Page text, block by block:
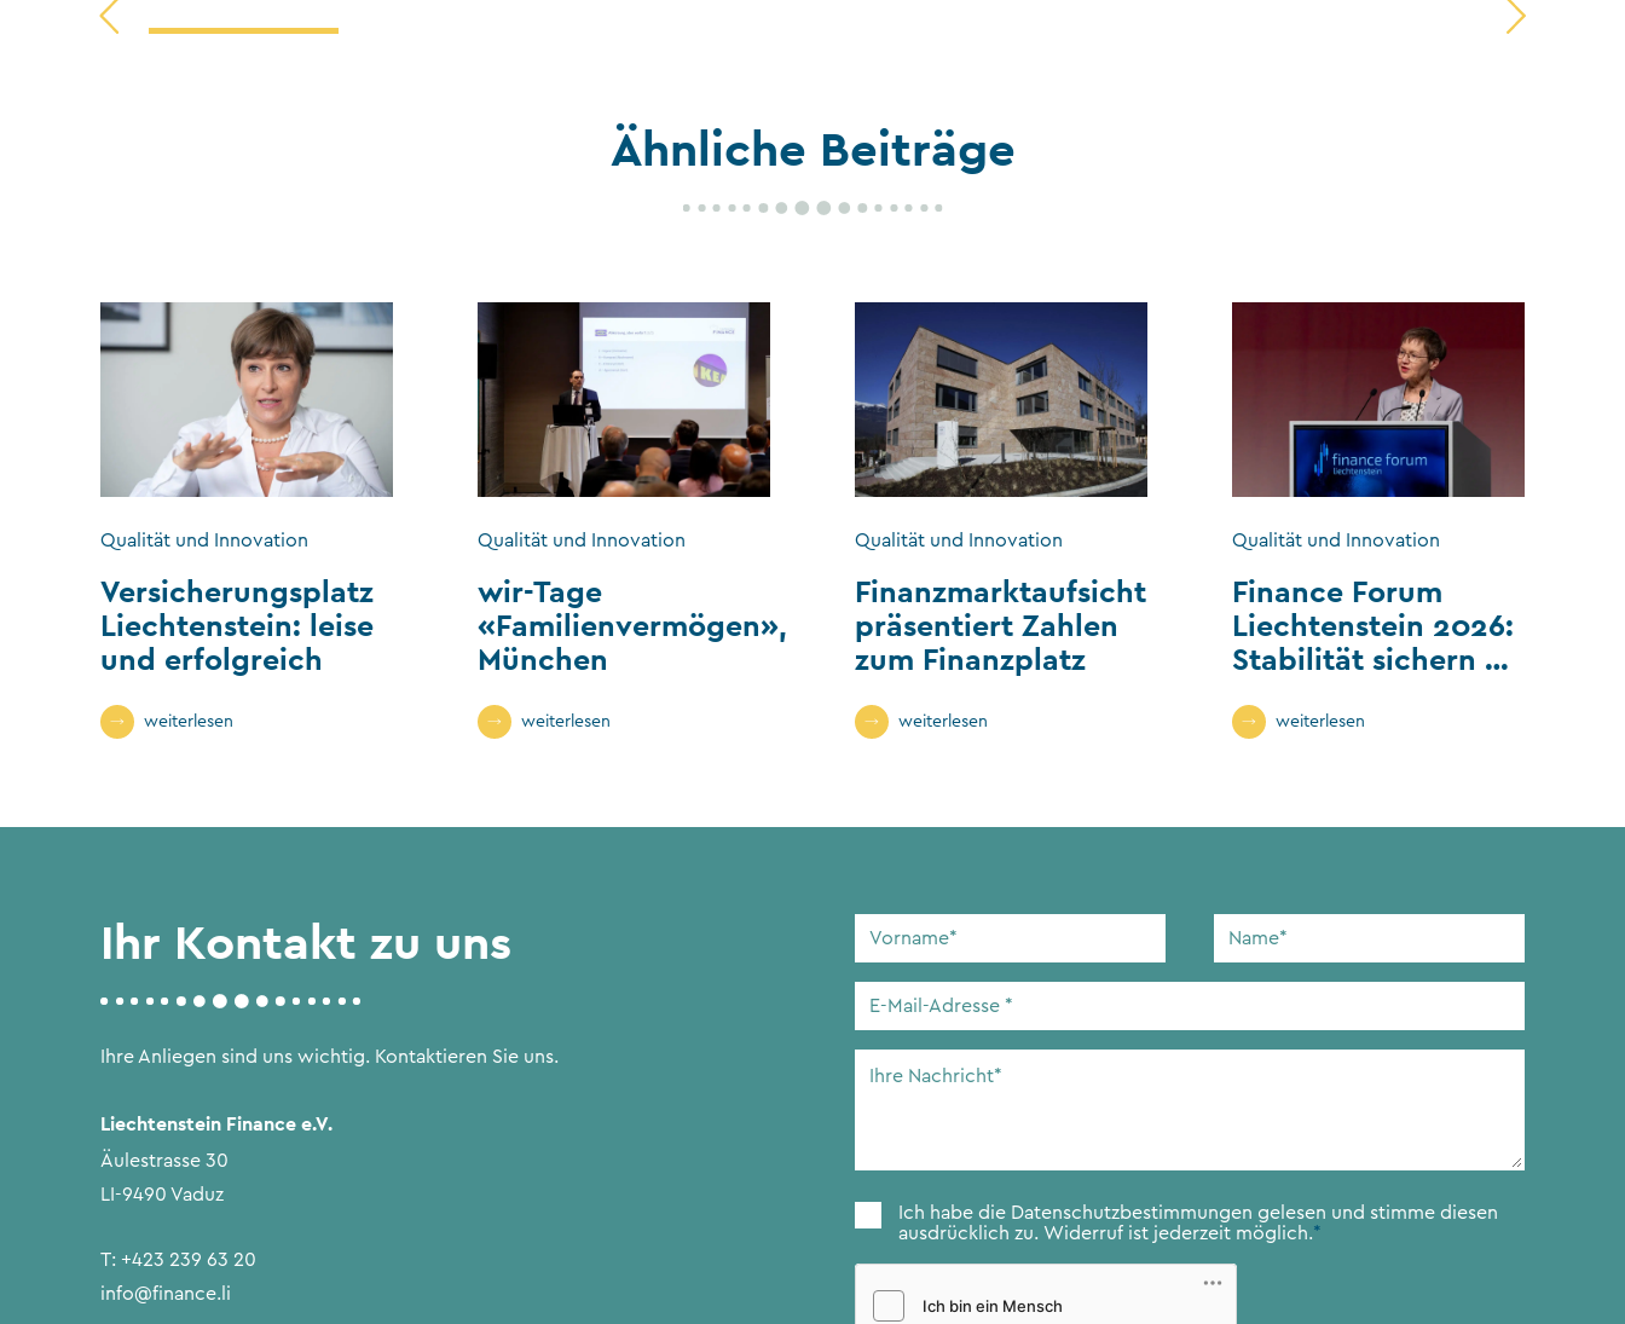
Ähnliche Beiträge
Qualität und Innovation
Versicherungsplatz
Liechtenstein: leise
und erfolgreich
weiterlesen
Qualität und Innovation
wir-Tage
«Familienvermögen»,
München
weiterlesen
Qualität und Innovation
Finanzmarktaufsicht
präsentiert Zahlen
zum Finanzplatz
weiterlesen
Qualität und Innovation
Finance Forum
Liechtenstein 2026:
Stabilität sichern –
weiterlesen
Ihr Kontakt zu uns
Ihre Anliegen sind uns wichtig. Kontaktieren Sie uns.
Liechtenstein Finance e.V.
Äulestrasse 30
LI-9490 Vaduz
T: +423 239 63 20
info@finance.li
Vorname Name
E-
Adresse*
Zustimmung*
Ich habe die Datenschutzbestimmungen gelesen und stimme diesen
ausdrücklich zu. Widerruf ist jederzeit möglich.*